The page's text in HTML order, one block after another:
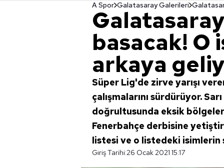
A Spor Galatasaray Galerileri
basacak! O
arkaya
Süper Lig'de zirve yarışı
çalışmalarını sürdürüyor.
doğrultusunda eksik
Fenerbahçe derbisine
listesi ve o listedeki isimlerin
Giriş Tarihi:26 Ocak 2021 15:17